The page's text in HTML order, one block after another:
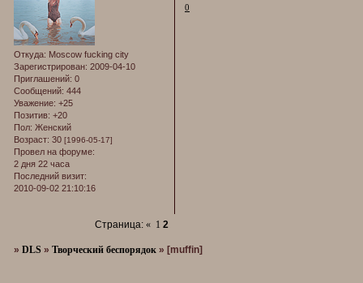
Откуда: Moscow fucking city
Зарегистрирован: 2009-04-10
Приглашений: 0
Сообщений: 444
Уважение: +25
Позитив: +20
Пол: Женский
Возраст: 30 [1996-05-17]
Провел на форуме:
2 дня 22 часа
Последний визит:
2010-09-02 21:10:16
0
Страница: « 1 2
»DLS »Творческий беспорядок »[muffin]